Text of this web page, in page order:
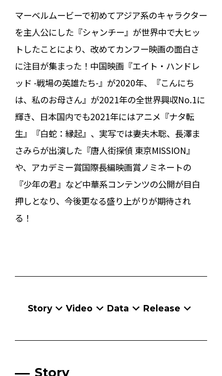
マーベルムービーで初めてアジア系のキャラクター
を主人公にした『シャンチー』が世界中で大ヒッ
トしたことにより、改めてカンフー映画の面白さ
に注目が集まった！中国映画『エイト・ハンドレ
ッド -戦場の英雄たち-』が2020年、『こんにち
は、私のお母さん』が2021年の全世界興収No.1に
輝き、日本国内でも2021年にはアニメ『ナタ転
生』『白蛇：縁起』、実写では妻夫木聡、長澤ま
さみらが出演した『唐人街探偵 東京MISSION』
や、アカデミー賞国際長編映画賞ノミネートの
『少年の君』など中華系コンテンツの公開が目白
押しとなり、今後更なる盛り上がりが期待され
る！
Story Video Data Release
Story